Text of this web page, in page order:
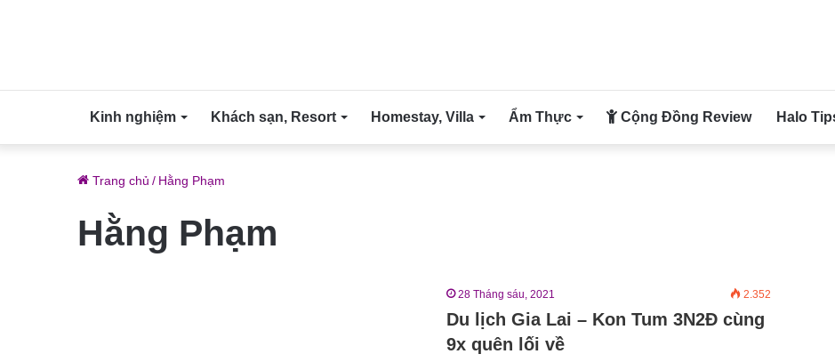
Kinh nghiệm Khách sạn, Resort Homestay, Villa Ẩm Thực Cộng Đồng Review Halo
Trang chủ / Hằng Phạm
Hằng Phạm
28 Tháng sáu, 2021 2.352
Du lịch Gia Lai – Kon Tum 3N2Đ cùng
9x quên lối về